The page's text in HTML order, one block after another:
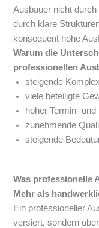
Ausbauer nicht
durch klare
konsequent hohe
Warum die
professionellen
steigende
viele beteiligte
hoher Termin-
zunehmende
steigende
Was professionelle
Mehr als
Ein professioneller
versiert, sondern